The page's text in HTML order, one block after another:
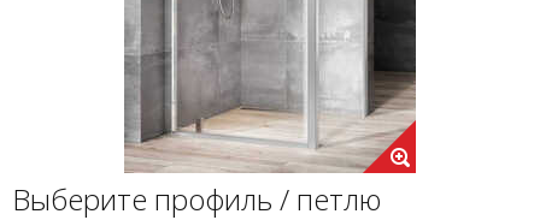
Выберите профиль / петлю